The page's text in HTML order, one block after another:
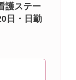
護ステー
日・日勤